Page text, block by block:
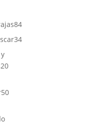
productos
8484
3434
2020
5050